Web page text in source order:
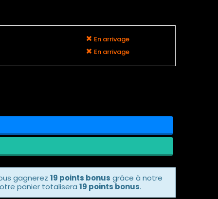
En arrivage
En arrivage
gagnerez 19 points bonus grâce à notre
panier totalisera 19 points bonus.